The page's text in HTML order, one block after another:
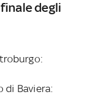
degli
di Baviera: